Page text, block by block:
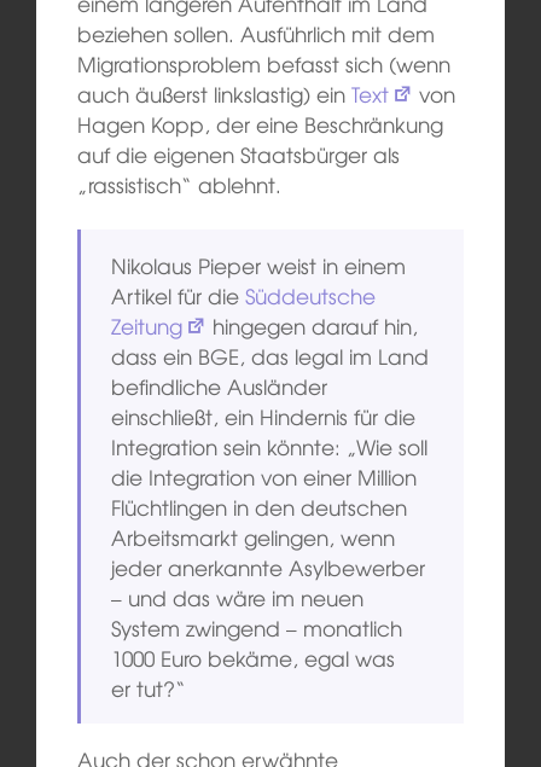
beziehen sollen. Ausführlich mit dem
Migrationsproblem befasst sich (wenn
auch äußerst linkslastig) ein Text
von
Hagen Kopp, der eine Beschränkung
auf die eigenen Staatsbürger als
„rassistisch“ ablehnt.
Nikolaus Pieper weist in einem
Artikel für dieSüddeutsche
Zeitung
hingegen darauf hin,
dass ein BGE, das legal im Land
befindliche Ausländer
einschließt, ein Hindernis für die
Integration sein könnte: „Wie soll
die Integration von einer Million
Flüchtlingen in den deutschen
Arbeitsmarkt gelingen, wenn
jeder anerkannte Asylbewerber
– und das wäre im neuen
System zwingend – monatlich
1000 Euro bekäme, egal was
er tut?“
Auch der schon erwähnte